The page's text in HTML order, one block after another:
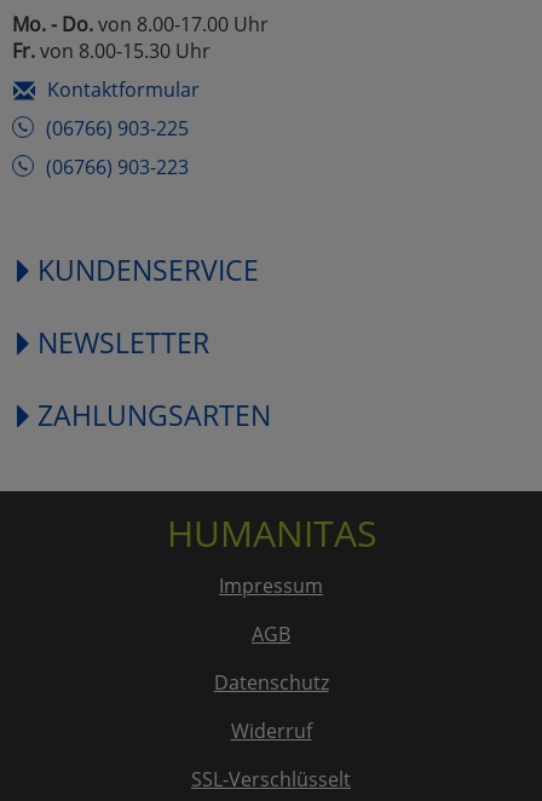
Mo. - Do.von 8.00-17.00 Uhr
Fr.von 8.00-15.30 Uhr
Kontaktformular
(06766) 903-225
(06766) 903-223
KUNDENSERVICE
NEWSLETTER
ZAHLUNGSARTEN
HUMANITAS
Impressum
AGB
Datenschutz
Widerruf
SSL-Verschlüsselt